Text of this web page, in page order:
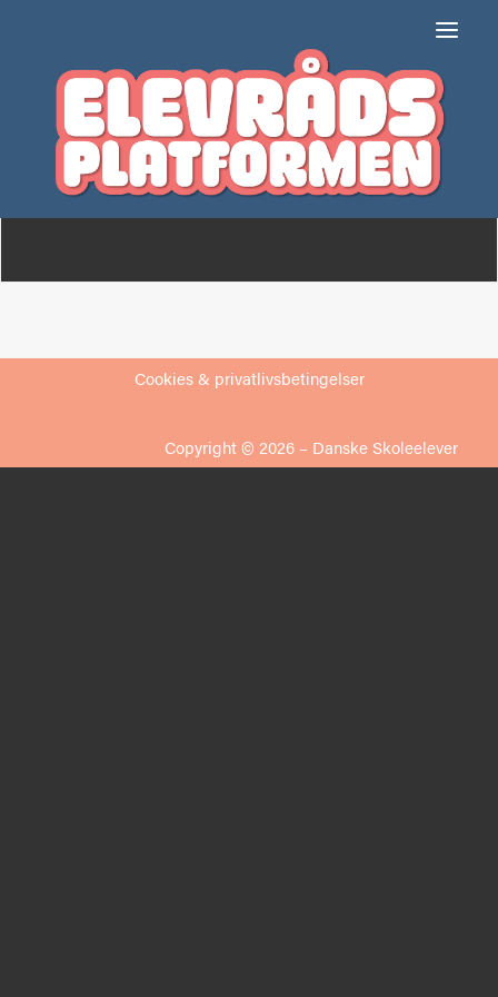
Ulstrup Skole
Medlemmer
Cookies & privatlivsbetingelser
Copyright © 2026 – Danske Skoleelever